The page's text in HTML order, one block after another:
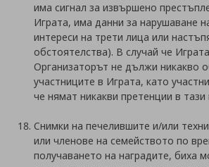
има сигнал за извършено
Играта, има данни за нарушаване
интереси на трети лица или
обстоятелства). В случай че
Организаторът не дължи никакво
участниците в Играта, като
че нямат никакви претенции в тази
Снимки на печелившите и/или
или членове на семейството по
получаването на наградите, биха